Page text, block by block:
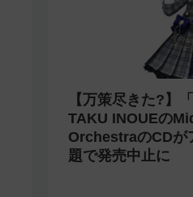
【炎上】にじさん
歌ってる人見たこ
で埋もれてる名曲
の文章を投稿し叩